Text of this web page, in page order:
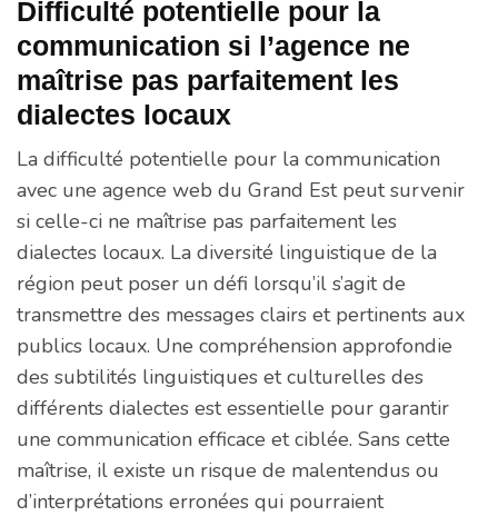
Difficulté potentielle pour la
communication si l’agence ne
maîtrise pas parfaitement les
dialectes locaux
La difficulté potentielle pour la communication
avec une agence web du Grand Est peut survenir
si celle-ci ne maîtrise pas parfaitement les
dialectes locaux. La diversité linguistique de la
région peut poser un défi lorsqu’il s’agit de
transmettre des messages clairs et pertinents aux
publics locaux. Une compréhension approfondie
des subtilités linguistiques et culturelles des
différents dialectes est essentielle pour garantir
une communication efficace et ciblée. Sans cette
maîtrise, il existe un risque de malentendus ou
d’interprétations erronées qui pourraient